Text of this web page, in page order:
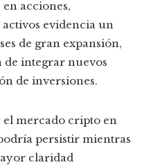
acciones,
evidencia un
de gran expansión,
integrar nuevos
de inversiones.
el mercado cripto en
persistir mientras
claridad